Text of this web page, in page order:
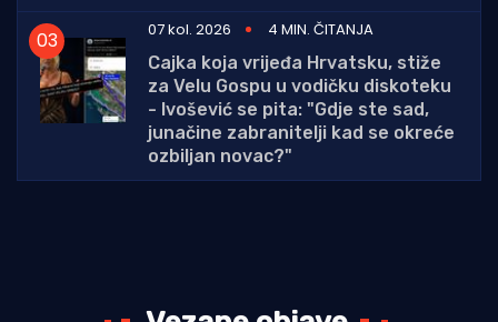
07 kol. 2026
4 MIN. ČITANJA
Cajka koja vrijeđa Hrvatsku, stiže
za Velu Gospu u vodičku diskoteku
- Ivošević se pita: "Gdje ste sad,
junačine zabranitelji kad se okreće
ozbiljan novac?"